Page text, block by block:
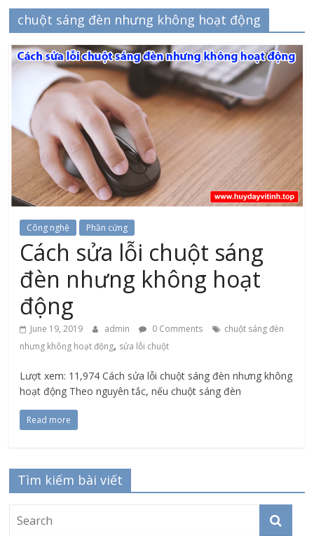
chuột sáng đèn nhưng không hoạt động
Công nghệ Phần cứng
Cách sửa lỗi chuột sáng
đèn nhưng không hoạt
động
June 19, 2019 admin 0 Comments
chuột sáng đèn
nhưng không hoạt động, sửa lỗi chuột
Lượt xem: 11,974 Cách sửa lỗi chuột sáng đèn nhưng không
hoạt động Theo nguyên tắc, nếu chuột sáng đèn
Read more
Tìm kiếm bài viết